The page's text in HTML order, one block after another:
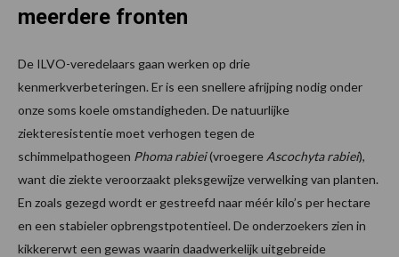
meerdere fronten
De ILVO-veredelaars gaan werken op drie
kenmerkverbeteringen. Er is een snellere afrijping nodig onder
onze soms koele omstandigheden. De natuurlijke
ziekteresistentie moet verhogen tegen de
schimmelpathogeen Phoma rabiei(vroegere Ascochyta rabiei),
want die ziekte veroorzaakt pleksgewijze verwelking van planten.
En zoals gezegd wordt er gestreefd naar méér kilo’s per hectare
en een stabieler opbrengstpotentieel. De onderzoekers zien in
kikkererwt een gewas waarin daadwerkelijk uitgebreide